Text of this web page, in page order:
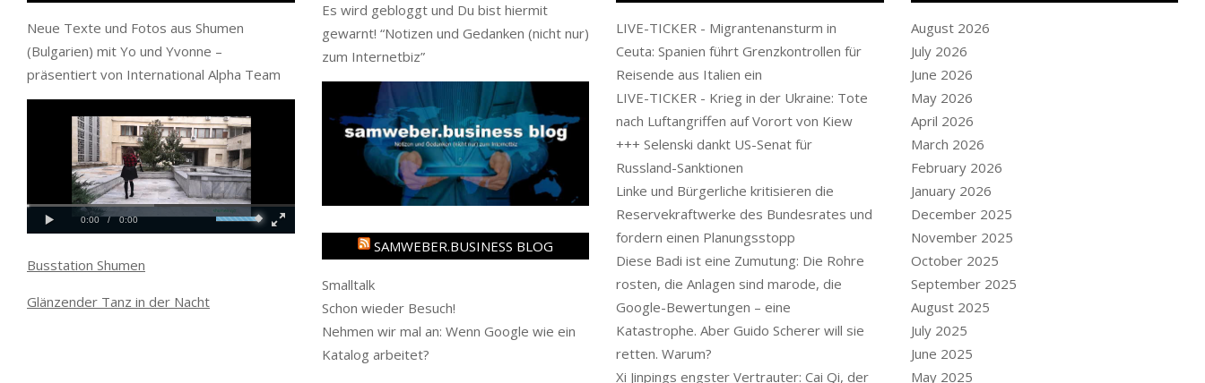
Neue Texte und Fotos aus Shumen
(Bulgarien) mit Yo und Yvonne –
präsentiert von International Alpha Team
Busstation Shumen
Glänzender Tanz in der Nacht
Es wird gebloggt und Du bist hiermit
gewarnt! “Notizen und Gedanken (nicht nur)
zum Internetbiz”
SAMWEBER.BUSINESS BLOG
Smalltalk
Schon wieder Besuch!
Nehmen wir mal an: Wenn Google wie ein
Katalog arbeitet?
LIVE-TICKER - Migrantenansturm in
Ceuta: Spanien führt Grenzkontrollen für
Reisende aus Italien ein
LIVE-TICKER - Krieg in der Ukraine: Tote
nach Luftangriffen auf Vorort von Kiew
+++ Selenski dankt US-Senat für
Russland-Sanktionen
Linke und Bürgerliche kritisieren die
Reservekraftwerke des Bundesrates und
fordern einen Planungsstopp
Diese Badi ist eine Zumutung: Die Rohre
rosten, die Anlagen sind marode, die
Google-Bewertungen – eine
Katastrophe. Aber Guido Scherer will sie
retten. Warum?
Xi Jinpings engster Vertrauter: Cai Qi, der
August 2026
July 2026
June 2026
May 2026
April 2026
March 2026
February 2026
January 2026
December 2025
November 2025
October 2025
September 2025
August 2025
July 2025
June 2025
May 2025